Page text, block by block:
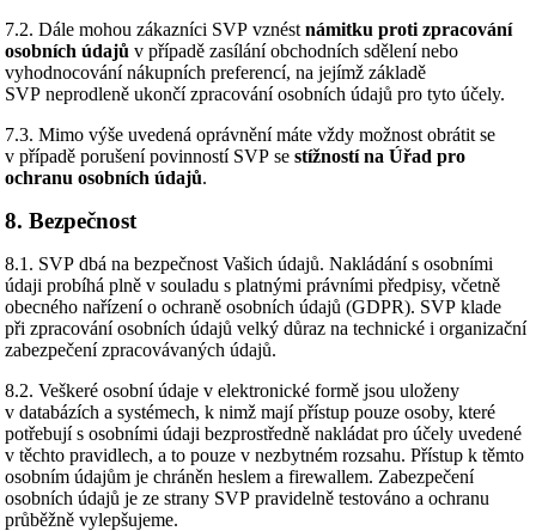
7.2. Dále mohou zákazníci SVP vznést námitku proti zpracování
osobních údajů v případě zasílání obchodních sdělení nebo
vyhodnocování nákupních preferencí, na jejímž základě
SVP neprodleně ukončí zpracování osobních údajů pro tyto účely.
7.3. Mimo výše uvedená oprávnění máte vždy možnost obrátit se
v případě porušení povinností SVP se stížností na Úřad pro
ochranu osobních údajů.
8. Bezpečnost
8.1. SVP dbá na bezpečnost Vašich údajů. Nakládání s osobními
údaji probíhá plně v souladu s platnými právními předpisy, včetně
obecného nařízení o ochraně osobních údajů (GDPR). SVP klade
při zpracování osobních údajů velký důraz na technické i organizační
zabezpečení zpracovávaných údajů.
8.2. Veškeré osobní údaje v elektronické formě jsou uloženy
v databázích a systémech, k nimž mají přístup pouze osoby, které
potřebují s osobními údaji bezprostředně nakládat pro účely uvedené
v těchto pravidlech, a to pouze v nezbytném rozsahu. Přístup k těmto
osobním údajům je chráněn heslem a firewallem. Zabezpečení
osobních údajů je ze strany SVP pravidelně testováno a ochranu
průběžně vylepšujeme.